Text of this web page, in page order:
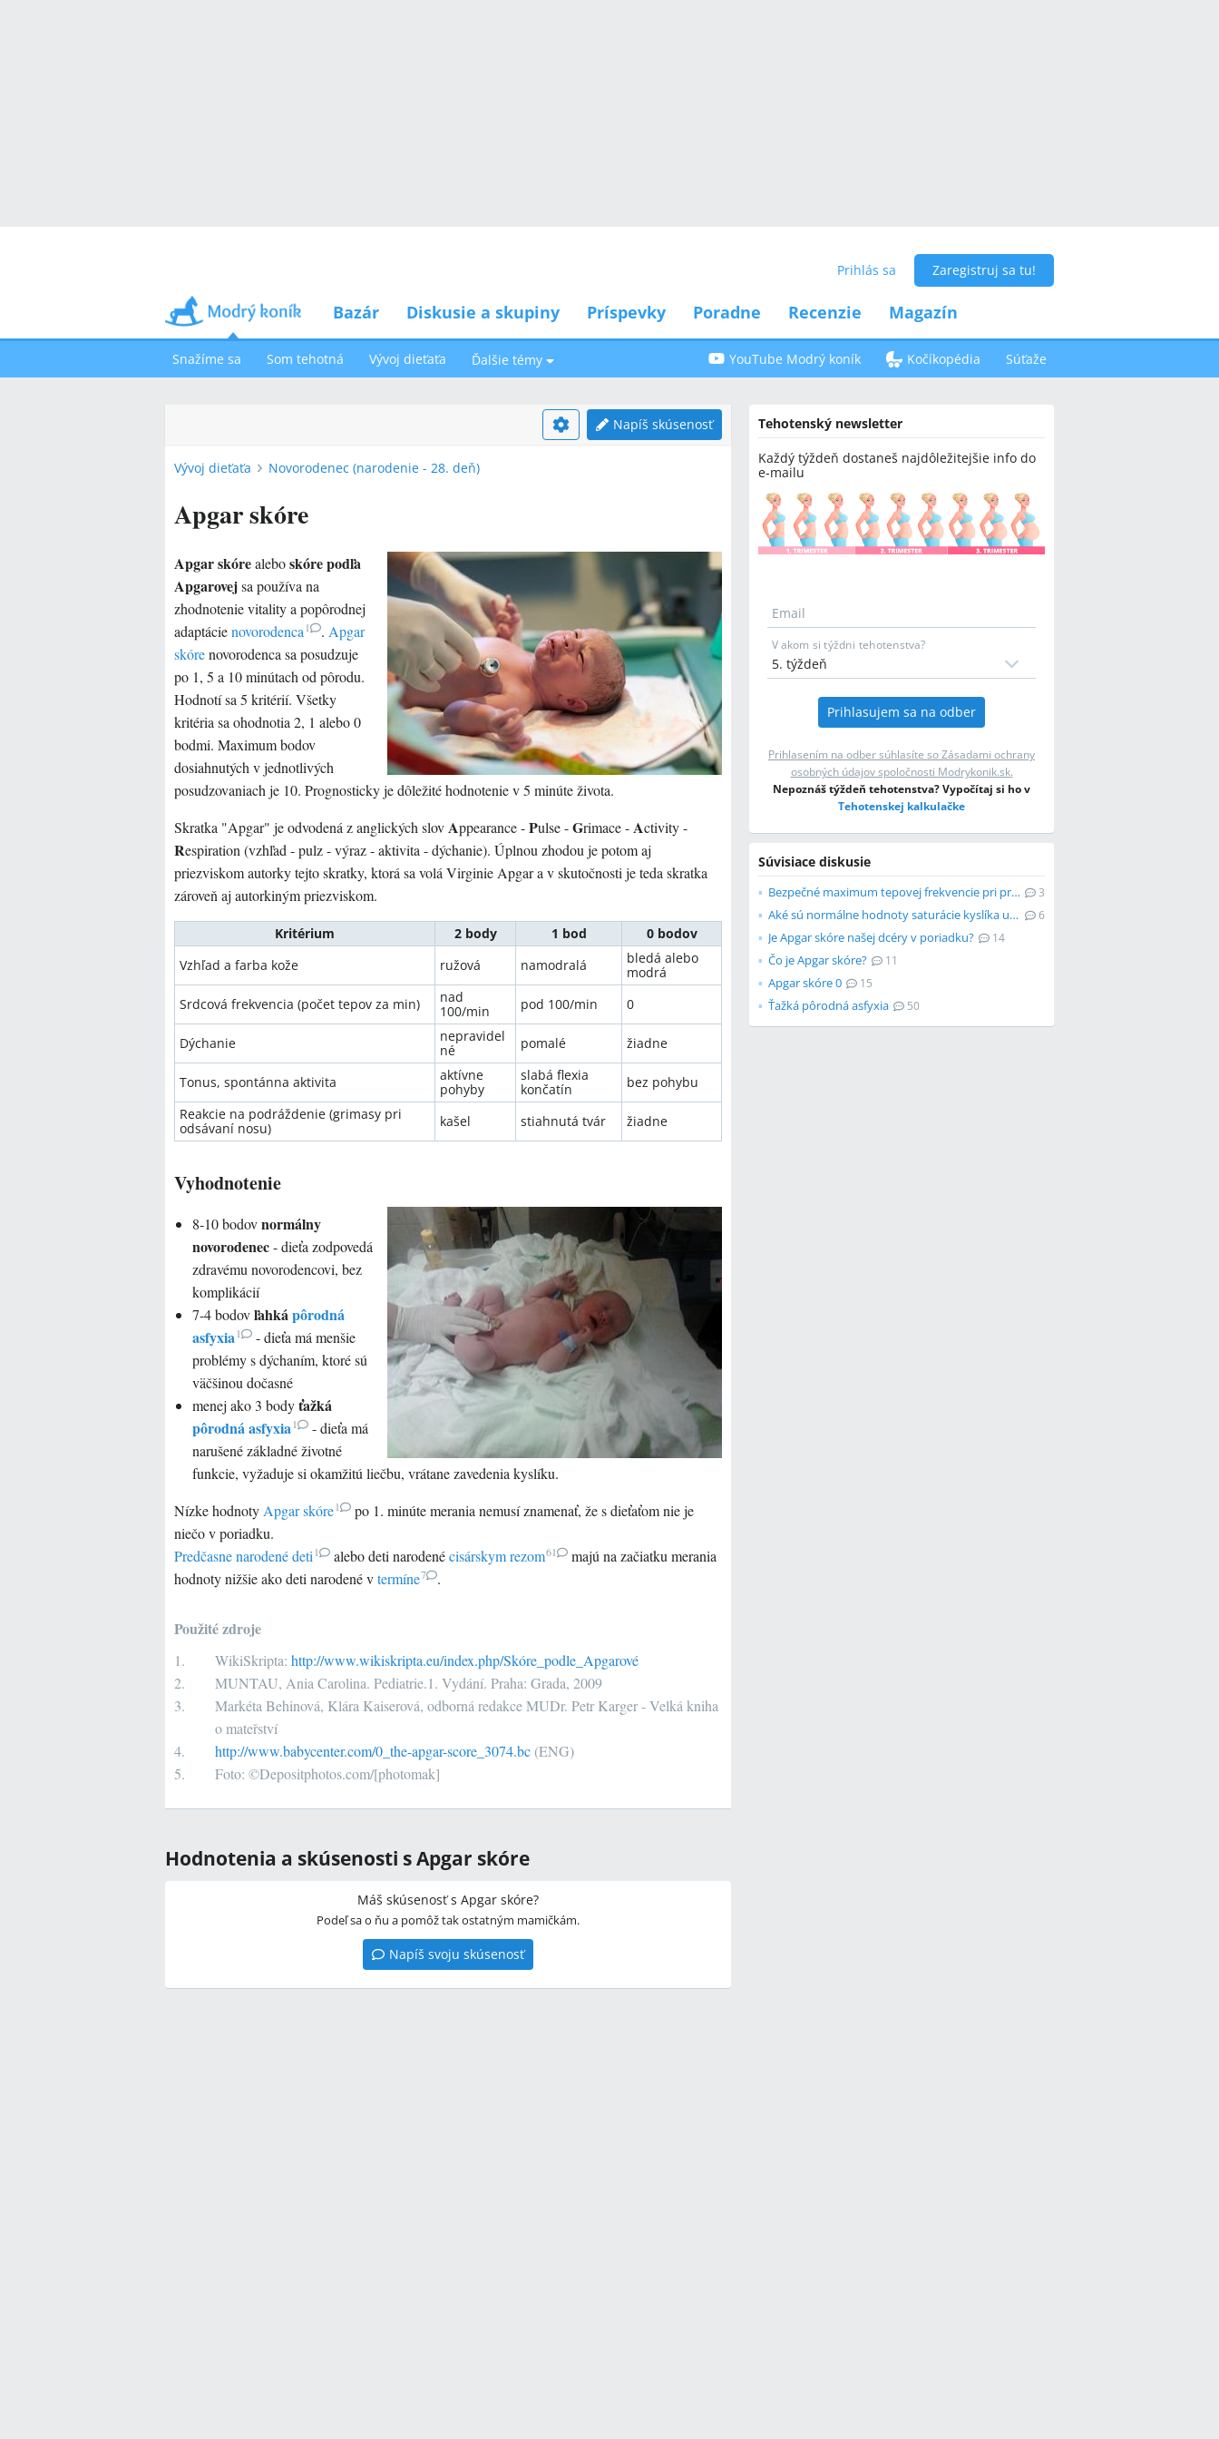
Prihlás sa Zaregistruj sa tu!
Bazár Diskusie a skupiny Príspevky Poradne Recenzie Magazín
Snažíme sa Som tehotná Vývoj dieťaťa Ďalšie témy YouTube Modrý koník Kočíkopédia Súťaže
Napíš skúsenosť
Vývoj dieťaťa Novorodenec (narodenie - 28. deň)
Apgar skóre
Apgar skórealeboskóre podľa
Apgarovejsa používa na
zhodnotenie vitality a popôrodnej
adaptácienovorodenca 1 . Apgar
skórenovorodenca sa posudzuje
po 1, 5 a 10 minútach od pôrodu.
Hodnotí sa 5 kritérií. Všetky
kritéria sa ohodnotia 2, 1 alebo 0
bodmi. Maximum bodov
dosiahnutých v jednotlivých
posudzovaniach je 10. Prognosticky je dôležité hodnotenie v 5 minúte života.
Skratka "Apgar" je odvodená z anglických slovAppearance -Pulse -Grimace -Activity -
Respiration (vzhľad - pulz - výraz - aktivita - dýchanie). Úplnou zhodou je potom aj
priezviskom autorky tejto skratky, ktorá sa volá Virginie Apgar a v skutočnosti je teda skratka
zároveň aj autorkiným priezviskom.
Kritérium 2 body 1 bod
0 bodov
Vzhľad a farba kože
ružová namodralá
bledá alebo
modrá
Srdcová frekvencia (počet tepov za min)
nad
100/min
pod 100/min 0
Dýchanie
nepravidel
né
pomalé žiadne
Tonus, spontánna aktivita
aktívne
pohyby
slabá flexia
končatín
bez pohybu
Reakcie na podráždenie (grimasy pri
odsávaní nosu)
kašel stiahnutá tvár žiadne
Vyhodnotenie
8-10 bodovnormálny
novorodenec- dieťa zodpovedá
zdravému novorodencovi, bez
komplikácií
7-4 bodovľahkápôrodná
asfyxia1
- dieťa má menšie
problémy s dýchaním, ktoré sú
väčšinou dočasné
menej ako 3 bodyťažká
pôrodná asfyxia1
- dieťa má
narušené základné životné
funkcie, vyžaduje si okamžitú liečbu, vrátane zavedenia kyslíku.
Nízke hodnoty Apgar skóre1
po 1. minúte merania nemusí znamenať, že s dieťaťom nie je
niečo v poriadku.
Predčasne narodené deti 1 alebo deti narodenécisárskym rezom61
majú na začiatku merania
hodnoty nižšie ako deti narodené vtermíne7 .
Použité zdroje
WikiSkripta: http://www.wikiskripta.eu/index.php/Skóre_podle_Apgarové
MUNTAU, Ania Carolina. Pediatrie.1. Vydání. Praha: Grada, 2009
Markéta Behinová, Klára Kaiserová, odborná redakce MUDr. Petr Karger - Velká kniha
o mateřství
http://www.babycenter.com/0_the-apgar-score_3074.bc (ENG)
Foto: ©Depositphotos.com/[photomak]
Hodnotenia a skúsenosti s Apgar skóre
Máš skúsenosť s Apgar skóre?
Podeľ sa o ňu a pomôž tak ostatným mamičkám.
Napíš svoju skúsenosť
Tehotenský newsletter
Každý týždeň dostaneš najdôležitejšie info do
e-mailu
Email
V akom si týždni tehotenstva?
Prihlasujem sa na odber
Prihlasením na odber súhlasíte so Zásadami ochrany
osobných údajov spoločnosti Modrykonik.sk.
Nepoznáš týždeň tehotenstva? Vypočítaj si ho v
Tehotenskej kalkulačke
Súvisiace diskusie
Bezpečné maximum tepovej frekvencie pri pravidelnom športe 3
Aké sú normálne hodnoty saturácie kyslíka u novorodencov? 6
Je Apgar skóre našej dcéry v poriadku? 14
Čo je Apgar skóre? 11
Apgar skóre 0 15
Ťažká pôrodná asfyxia 50